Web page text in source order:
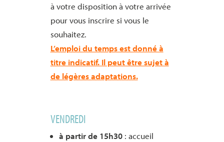
à votre disposition à votre arrivée
pour vous inscrire si vous le
souhaitez.
L’emploi du temps est donné à
titre indicatif. Il peut être sujet à
de légères adaptations.
VENDREDI
à partir de 15h30: accueil